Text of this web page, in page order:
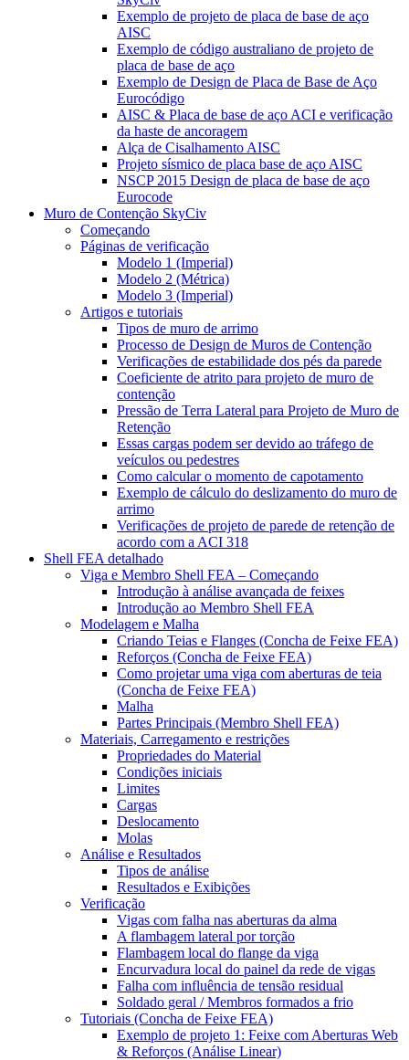
Exemplo de projeto de placa de base de aço
AISC
Exemplo de código australiano de projeto de
placa de base de aço
Exemplo de Design de Placa de Base de Aço
Eurocódigo
AISC & Placa de base de aço ACI e verificação
da haste de ancoragem
Alça de Cisalhamento AISC
Projeto sísmico de placa base de aço AISC
NSCP 2015 Design de placa de base de aço
Eurocode
Muro de Contenção SkyCiv
Começando
Páginas de verificação
Modelo 1 (Imperial)
Modelo 2 (Métrica)
Modelo 3 (Imperial)
Artigos e tutoriais
Tipos de muro de arrimo
Processo de Design de Muros de Contenção
Verificações de estabilidade dos pés da parede
Coeficiente de atrito para projeto de muro de
contenção
Pressão de Terra Lateral para Projeto de Muro de
Retenção
Essas cargas podem ser devido ao tráfego de
veículos ou pedestres
Como calcular o momento de capotamento
Exemplo de cálculo do deslizamento do muro de
arrimo
Verificações de projeto de parede de retenção de
acordo com a ACI 318
Shell FEA detalhado
Viga e Membro Shell FEA – Começando
Introdução à análise avançada de feixes
Introdução ao Membro Shell FEA
Modelagem e Malha
Criando Teias e Flanges (Concha de Feixe FEA)
Reforços (Concha de Feixe FEA)
Como projetar uma viga com aberturas de teia
(Concha de Feixe FEA)
Malha
Partes Principais (Membro Shell FEA)
Materiais, Carregamento e restrições
Propriedades do Material
Condições iniciais
Limites
Cargas
Deslocamento
Molas
Análise e Resultados
Tipos de análise
Resultados e Exibições
Verificação
Vigas com falha nas aberturas da alma
A flambagem lateral por torção
Flambagem local do flange da viga
Encurvadura local do painel da rede de vigas
Falha com influência de tensão residual
Soldado geral / Membros formados a frio
Tutoriais (Concha de Feixe FEA)
Exemplo de projeto 1: Feixe com Aberturas Web
& Reforços (Análise Linear)